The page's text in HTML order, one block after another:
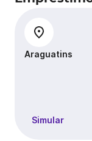
Araguatins
Simular